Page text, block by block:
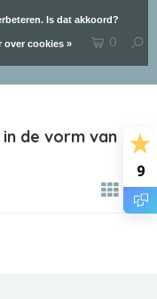
9
0
de vorm van
Is dat akkoord?
over cookies »